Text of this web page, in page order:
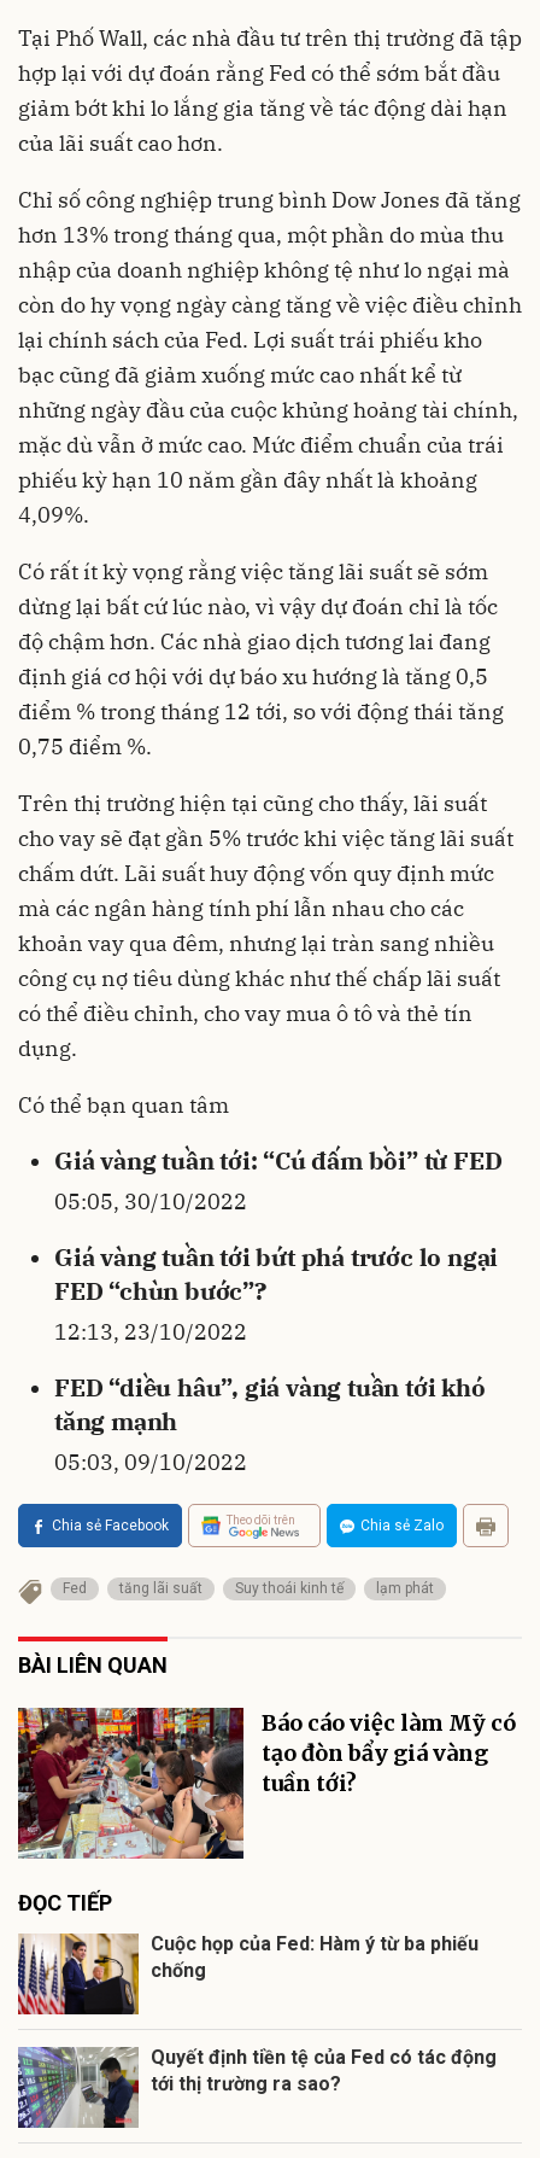
Tại Phố Wall, các nhà đầu tư trên thị trường đã tập
hợp lại với dự đoán rằng Fed có thể sớm bắt đầu
giảm bớt khi lo lắng gia tăng về tác động dài hạn
của lãi suất cao hơn.
Chỉ số công nghiệp trung bình Dow Jones đã tăng
hơn 13% trong tháng qua, một phần do mùa thu
nhập của doanh nghiệp không tệ như lo ngại mà
còn do hy vọng ngày càng tăng về việc điều chỉnh
lại chính sách của Fed. Lợi suất trái phiếu kho
bạc cũng đã giảm xuống mức cao nhất kể từ
những ngày đầu của cuộc khủng hoảng tài chính,
mặc dù vẫn ở mức cao. Mức điểm chuẩn của trái
phiếu kỳ hạn 10 năm gần đây nhất là khoảng
4,09%.
Có rất ít kỳ vọng rằng việc tăng lãi suất sẽ sớm
dừng lại bất cứ lúc nào, vì vậy dự đoán chỉ là tốc
độ chậm hơn. Các nhà giao dịch tương lai đang
định giá cơ hội với dự báo xu hướng là tăng 0,5
điểm % trong tháng 12 tới, so với động thái tăng
0,75 điểm %.
Trên thị trường hiện tại cũng cho thấy, lãi suất
cho vay sẽ đạt gần 5% trước khi việc tăng lãi suất
chấm dứt. Lãi suất huy động vốn quy định mức
mà các ngân hàng tính phí lẫn nhau cho các
khoản vay qua đêm, nhưng lại tràn sang nhiều
công cụ nợ tiêu dùng khác như thế chấp lãi suất
có thể điều chỉnh, cho vay mua ô tô và thẻ tín
dụng.
Có thể bạn quan tâm
Giá vàng tuần tới: “Cú đấm bồi” từ FED
05:05, 30/10/2022
Giá vàng tuần tới bứt phá trước lo ngại
FED “chùn bước”?
12:13, 23/10/2022
FED “diều hâu”, giá vàng tuần tới khó
tăng mạnh
05:03, 09/10/2022
Chia sẻ Facebook Theo dõi trên Chia sẻ Zalo
Fed tăng lãi suất Suy thoái kinh tế lạm phát
BÀI LIÊN QUAN
Báo cáo việc làm Mỹ có
tạo đòn bẩy giá vàng
tuần tới?
ĐỌC TIẾP
Cuộc họp của Fed: Hàm ý từ ba phiếu
chống
Quyết định tiền tệ của Fed có tác động
tới thị trường ra sao?